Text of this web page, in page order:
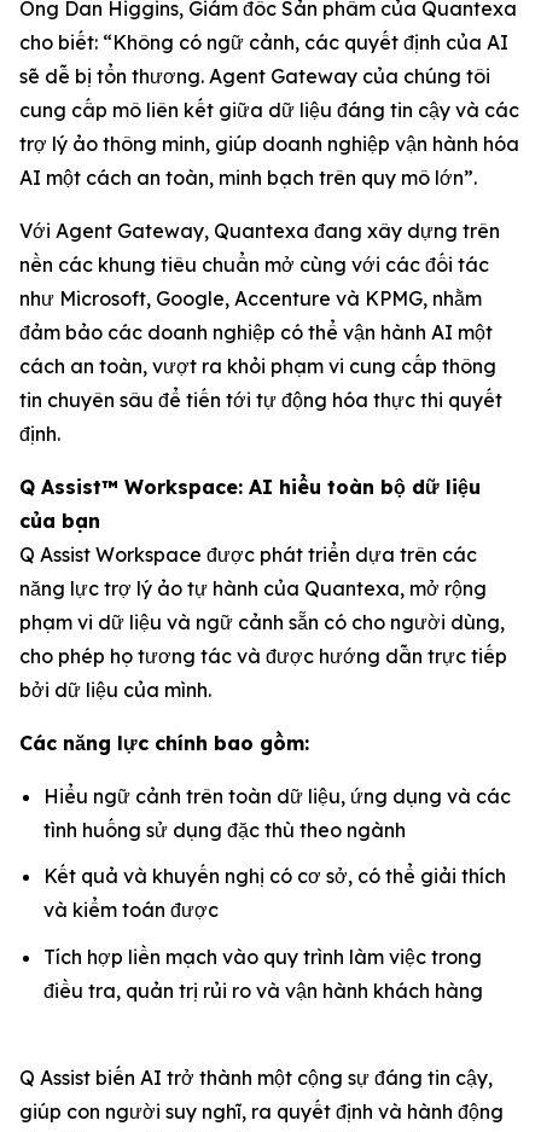
Ông Dan Higgins, Giám đốc Sản phẩm của Quantexa
cho biết: “Không có ngữ cảnh, các quyết định của AI
sẽ dễ bị tổn thương. Agent Gateway của chúng tôi
cung cấp mô liên kết giữa dữ liệu đáng tin cậy và các
trợ lý ảo thông minh, giúp doanh nghiệp vận hành hóa
AI một cách an toàn, minh bạch trên quy mô lớn”.
Với Agent Gateway, Quantexa đang xây dựng trên
nền các khung tiêu chuẩn mở cùng với các đối tác
như Microsoft, Google, Accenture và KPMG, nhằm
đảm bảo các doanh nghiệp có thể vận hành AI một
cách an toàn, vượt ra khỏi phạm vi cung cấp thông
tin chuyên sâu để tiến tới tự động hóa thực thi quyết
định.
Q Assist™ Workspace: AI hiểu toàn bộ dữ liệu
của bạn
Q Assist Workspace được phát triển dựa trên các
năng lực trợ lý ảo tự hành của Quantexa, mở rộng
phạm vi dữ liệu và ngữ cảnh sẵn có cho người dùng,
cho phép họ tương tác và được hướng dẫn trực tiếp
bởi dữ liệu của mình.
Các năng lực chính bao gồm:
Hiểu ngữ cảnh trên toàn dữ liệu, ứng dụng và các
tình huống sử dụng đặc thù theo ngành
Kết quả và khuyến nghị có cơ sở, có thể giải thích
và kiểm toán được
Tích hợp liền mạch vào quy trình làm việc trong
điều tra, quản trị rủi ro và vận hành khách hàng
Q Assist biến AI trở thành một cộng sự đáng tin cậy,
giúp con người suy nghĩ, ra quyết định và hành động